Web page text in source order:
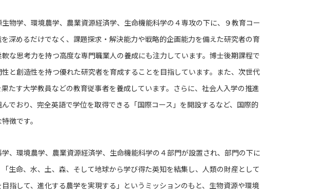
物学、環境農学、農業資源経済学、生命機能科学の４専攻の下に、９教育コー
深めるだけでなく、課題探求・解決能力や戦略的企画能力を備えた研究者の育
な思考力を持つ高度な専門職業人の養成にも注力しています。博士後期課程で
と創造性を持つ優れた研究者を育成することを目指しています。また、次世代
たす大学教員などの教育従事者を養成しています。さらに、社会人入学の推進
でおり、完全英語で学位を取得できる「国際コース」を開設するなど、国際的
徴です。
、環境農学、農業資源経済学、生命機能科学の４部門が設置され、部門の下に
生命、水、土、森、そして地球から学び得た英知を結集し、人類の財産として
指して、進化する農学を実現する」というミッションのもと、生物資源や環境